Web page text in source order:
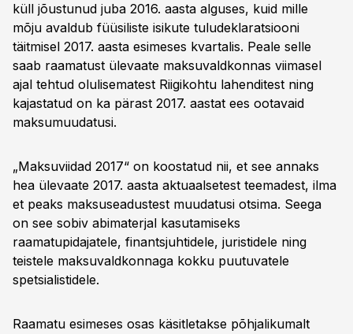
küll jõustunud juba 2016. aasta alguses, kuid mille
mõju avaldub füüsiliste isikute tuludeklaratsiooni
täitmisel 2017. aasta esimeses kvartalis. Peale selle
saab raamatust ülevaate maksuvaldkonnas viimasel
ajal tehtud olulisematest Riigikohtu lahenditest ning
kajastatud on ka pärast 2017. aastat ees ootavaid
maksumuudatusi.
„Maksuviidad 2017“ on koostatud nii, et see annaks
hea ülevaate 2017. aasta aktuaalsetest teemadest, ilma
et peaks maksuseadustest muudatusi otsima. Seega
on see sobiv abimaterjal kasutamiseks
raamatupidajatele, finantsjuhtidele, juristidele ning
teistele maksuvaldkonnaga kokku puutuvatele
spetsialistidele.
Raamatu esimeses osas käsitletakse põhjalikumalt